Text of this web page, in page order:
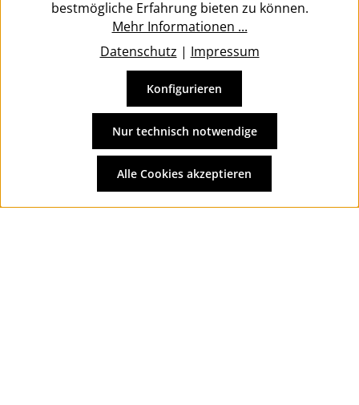
Vertrag widerrufen
und ggf. Nachnahmegebühren, wenn nicht anders
angegeben.
bestmögliche Erfahrung bieten zu können.
Mehr Informationen ...
Datenschutz | Impressum
Nur technisch notwendige
Konfigurieren
Alle Cookies akzeptieren